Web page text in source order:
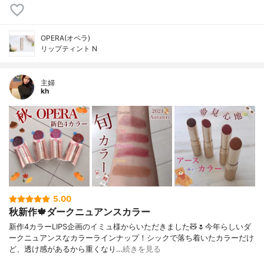
OPERA(オペラ)
リップティント N
主婦
kh
5.00
秋新作🍁ダークニュアンスカラー
新作4カラーLIPS企画のイミュ様からいただきました🧸🌷今年らしいダ
ークニュアンスなカラーラインナップ！シックで落ち着いたカラーだけ
ど、透け感があるから重くなり…続きを見る